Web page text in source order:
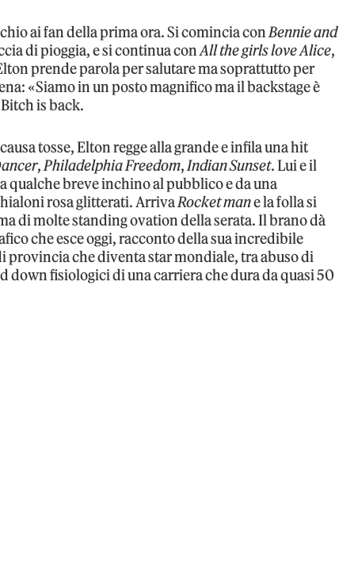
ai fan della prima ora. Si comincia conBennie and
di pioggia, e si continua conAll the girls love Alice,
prende parola per salutare ma soprattutto per
«Siamo in un posto magnifico ma il backstage è
is back.
tosse, Elton regge alla grande e infila una hit
,Philadelphia Freedom,Indian Sunset. Lui e il
qualche breve inchino al pubblico e da una
rosa glitterati. ArrivaRocket mane la folla si
di molte standing ovation della serata. Il brano dà
che esce oggi, racconto della sua incredibile
provincia che diventa star mondiale, tra abuso di
down fisiologici di una carriera che dura da quasi 50